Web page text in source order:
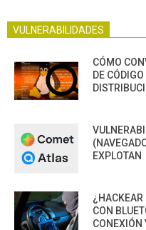
VULNERABILIDADES
CÓMO
DE
EXPLOTAN
¿HACKEAR
CON
CONEXIÓN